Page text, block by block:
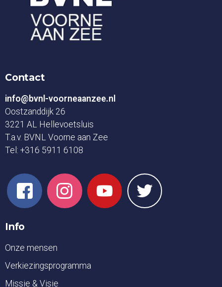
Contact
info@bvnl-voorneaanzee.nl
Oostzanddijk 26
3221 AL Hellevoetsluis
T.a.v. BVNL Voorne aan Zee
Tel: +316 5911 6108
Info
Onze mensen
Verkiezingsprogramma
Missie & Visie